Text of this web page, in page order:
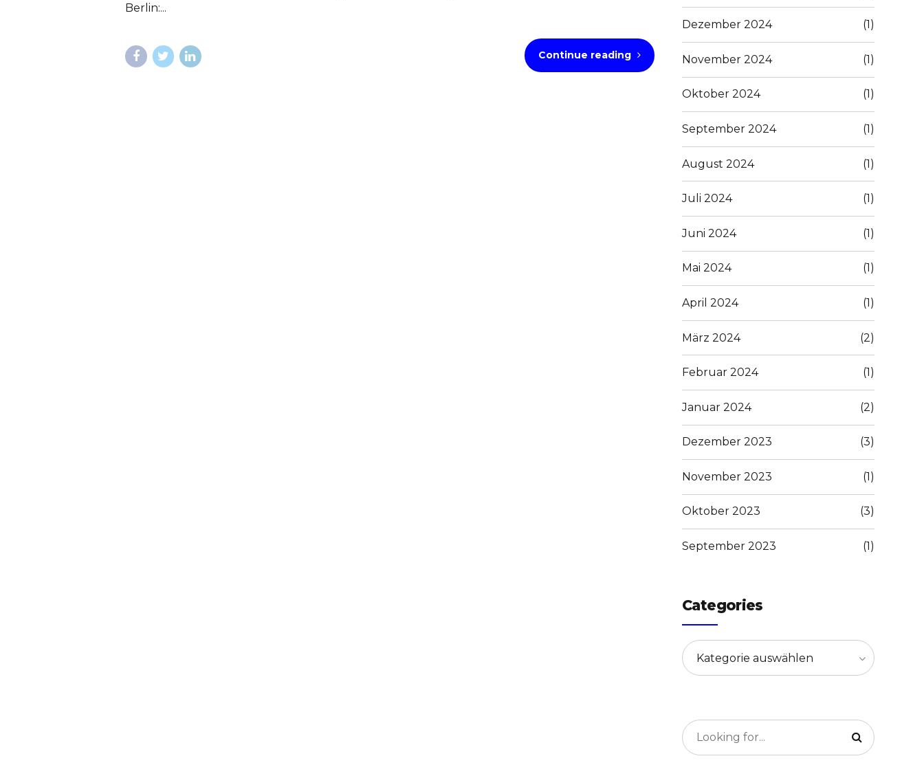
Berlin:...
Continue reading
Dezember 2024 (1)
November 2024 (1)
Oktober 2024 (1)
September 2024 (1)
August 2024 (1)
Juli 2024 (1)
Juni 2024 (1)
Mai 2024 (1)
April 2024 (1)
März 2024 (2)
Februar 2024 (1)
Januar 2024 (2)
Dezember 2023 (3)
November 2023 (1)
Oktober 2023 (3)
September 2023 (1)
Categories
Kategorie auswählen